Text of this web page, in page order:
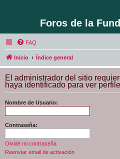
Foros de la
FAQ
Inicio Índice general
El administrador del sitio
haya identificado para ver
Nombre de Usuario:
Contraseña:
Olvidé mi contraseña
Reenviar email de activación